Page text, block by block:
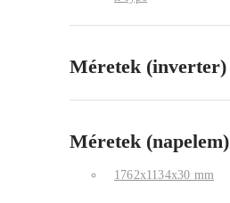
Méretek (inverter)
Méretek (napelem)
1762x1134x30 mm